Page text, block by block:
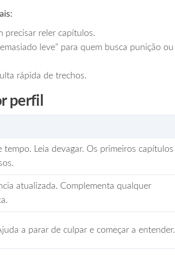
precisar reler capítulos.
leve” para quem busca punição ou
rápida de trechos.
perfil
tempo. Leia devagar. Os primeiros capítulos
atualizada. Complementa qualquer
a parar de culpar e começar a entender.